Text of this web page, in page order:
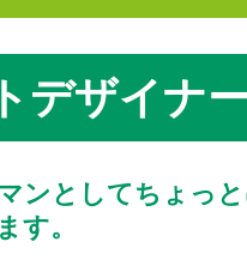
デザイナ
ンとしてちょっ
す。